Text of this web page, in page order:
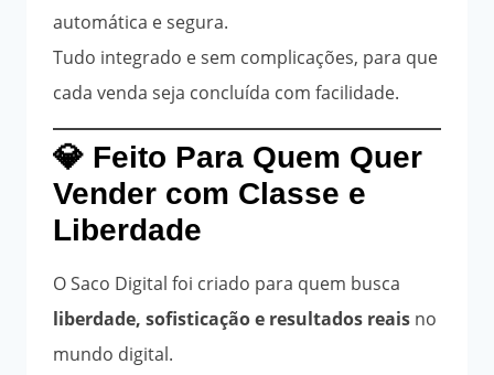
automática e segura.
Tudo integrado e sem complicações, para que
cada venda seja concluída com facilidade.
💎 Feito Para Quem Quer
Vender com Classe e
Liberdade
O Saco Digital foi criado para quem busca
liberdade, sofisticação e resultados reais no
mundo digital.